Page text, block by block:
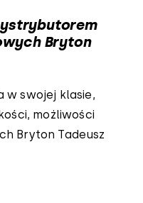
Bryton
w swojej klasie,
możliwości
Bryton Tadeusz